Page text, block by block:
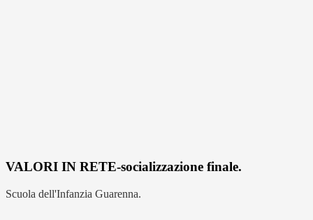
VALORI IN RETE-socializzazione finale.
Scuola dell'Infanzia Guarenna.